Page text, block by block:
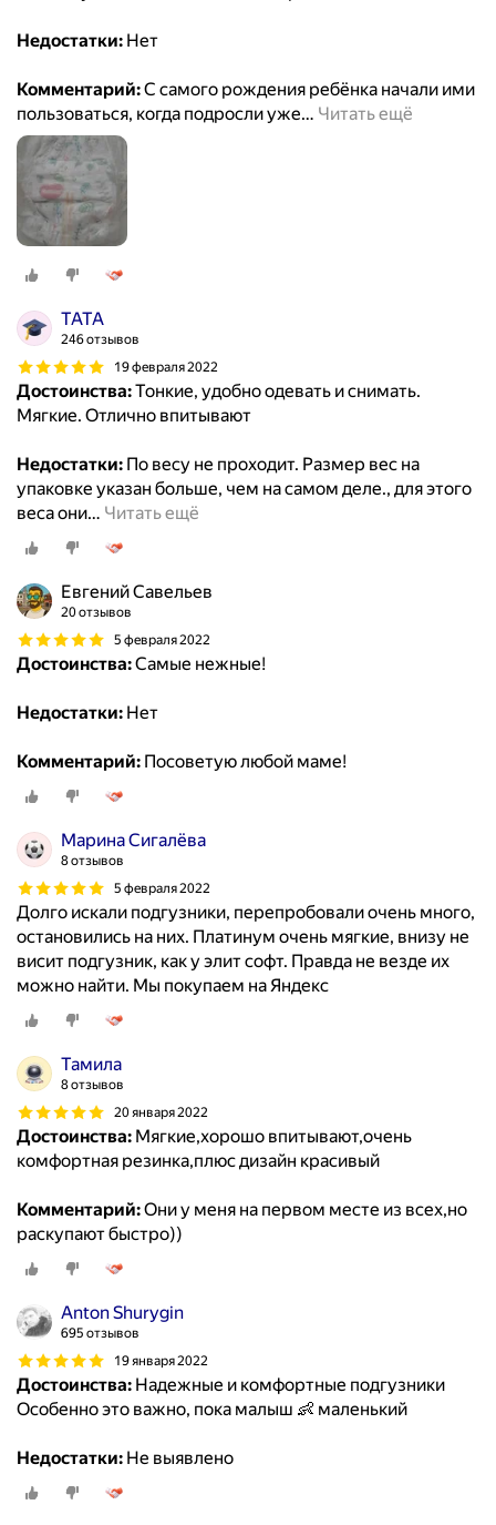
Недостатки: Нет
Комментарий:С самого рождения ребёнка начали ими
пользоваться, когда подросли уже… Читать ещё
ТАТА
246 отзывов
19 февраля 2022
Достоинства:Тонкие, удобно одевать и снимать.
Мягкие. Отлично впитывают
Недостатки: По весу не проходит. Размер вес на
упаковке указан больше, чем на самом деле., для этого
веса они… Читать ещё
Евгений Савельев
20 отзывов
5 февраля 2022
Достоинства:Самые нежные!
Недостатки: Нет
Комментарий: Посоветую любой маме!
Марина Сигалёва
8 отзывов
5 февраля 2022
Долго искали подгузники, перепробовали очень много,
остановились на них. Платинум очень мягкие, внизу не
висит подгузник, как у элит софт. Правда не везде их
можно найти. Мы покупаем на Яндекс
Тамила
8 отзывов
20 января 2022
Достоинства: Мягкие,хорошо впитывают,очень
комфортная резинка,плюс дизайн красивый
Комментарий:Они у меня на первом месте из всех,но
раскупают быстро))
Anton Shurygin
695 отзывов
19 января 2022
Достоинства: Надежные и комфортные подгузники
Особенно это важно, пока малыш 👶 маленький
Недостатки: Не выявлено